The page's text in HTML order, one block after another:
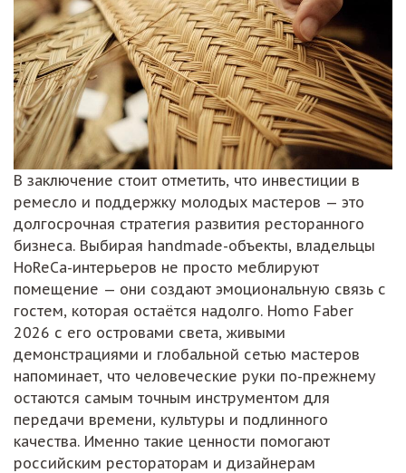
В заключение стоит отметить, что инвестиции в
ремесло и поддержку молодых мастеров — это
долгосрочная стратегия развития ресторанного
бизнеса. Выбирая handmade-объекты, владельцы
HoReCa-интерьеров не просто меблируют
помещение — они создают эмоциональную связь с
гостем, которая остаётся надолго. Homo Faber
2026 с его островами света, живыми
демонстрациями и глобальной сетью мастеров
напоминает, что человеческие руки по-прежнему
остаются самым точным инструментом для
передачи времени, культуры и подлинного
качества. Именно такие ценности помогают
российским рестораторам и дизайнерам